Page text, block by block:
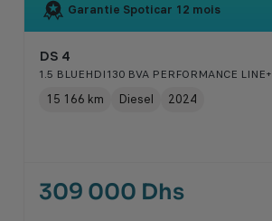
Garantie Spoticar 12 mois
DS 4
1.5 BLUEHDI130 BVA PERFORMANCE LINE+
15 166 km Diesel 2024
309 000 Dhs